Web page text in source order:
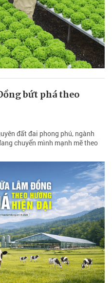
bứt phá theo
đất đai phong phú, ngành
chuyển mình mạnh mẽ theo